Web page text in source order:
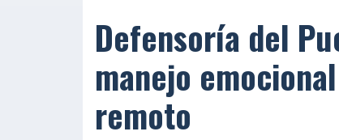
Defensoría del
manejo
remoto